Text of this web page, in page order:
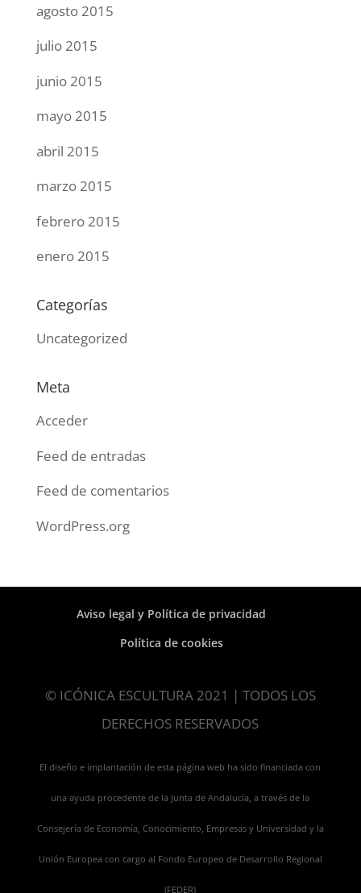
agosto 2015
julio 2015
junio 2015
mayo 2015
abril 2015
marzo 2015
febrero 2015
enero 2015
Categorías
Uncategorized
Meta
Acceder
Feed de entradas
Feed de comentarios
WordPress.org
Aviso legal y Política de privacidad
Política de cookies
© ICÓNICA ESCULTURA 2021 | TODOS LOS
DERECHOS RESERVADOS
El diseño e implantación de esta página web ha sido financiada con
una ayuda procedente de la Junta de Andalucía, a través de la
Consejería de Economía, Conocimiento, Empresas y Universidad y la
Unión Europea con cargo al Fondo Europeo de Desarrollo Regional
(FEDER)